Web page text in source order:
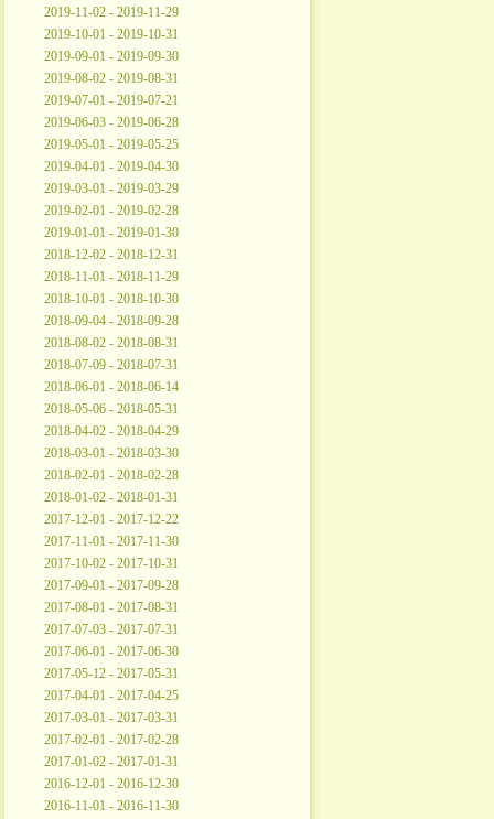
2019-11-02 - 2019-11-29
2019-10-01 - 2019-10-31
2019-09-01 - 2019-09-30
2019-08-02 - 2019-08-31
2019-07-01 - 2019-07-21
2019-06-03 - 2019-06-28
2019-05-01 - 2019-05-25
2019-04-01 - 2019-04-30
2019-03-01 - 2019-03-29
2019-02-01 - 2019-02-28
2019-01-01 - 2019-01-30
2018-12-02 - 2018-12-31
2018-11-01 - 2018-11-29
2018-10-01 - 2018-10-30
2018-09-04 - 2018-09-28
2018-08-02 - 2018-08-31
2018-07-09 - 2018-07-31
2018-06-01 - 2018-06-14
2018-05-06 - 2018-05-31
2018-04-02 - 2018-04-29
2018-03-01 - 2018-03-30
2018-02-01 - 2018-02-28
2018-01-02 - 2018-01-31
2017-12-01 - 2017-12-22
2017-11-01 - 2017-11-30
2017-10-02 - 2017-10-31
2017-09-01 - 2017-09-28
2017-08-01 - 2017-08-31
2017-07-03 - 2017-07-31
2017-06-01 - 2017-06-30
2017-05-12 - 2017-05-31
2017-04-01 - 2017-04-25
2017-03-01 - 2017-03-31
2017-02-01 - 2017-02-28
2017-01-02 - 2017-01-31
2016-12-01 - 2016-12-30
2016-11-01 - 2016-11-30